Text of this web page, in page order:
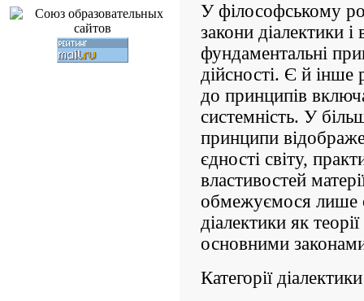
У філософському
закони діалектики
фундаментальні
дійсності. Є й інше
до принципів
системність. У
принципи
єдності світу,
властивостей
обмежуємося лише
діалектики як
основними
Категорії діалектики